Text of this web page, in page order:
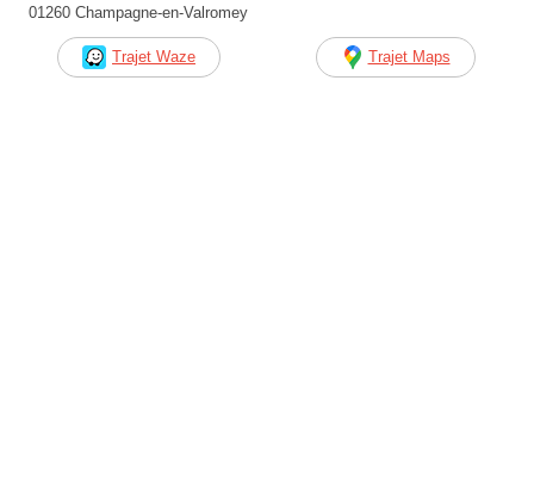
01260 Champagne-en-Valromey
Trajet Waze Trajet Maps